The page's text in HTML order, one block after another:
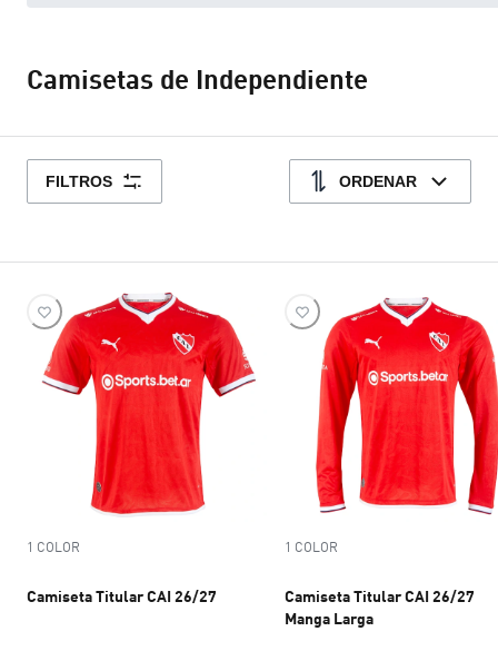
Camisetas de Independiente
FILTROS ORDENAR
1 COLOR
Camiseta Titular CAI 26/27
1 COLOR
Camiseta Titular CAI 26/27
Manga Larga